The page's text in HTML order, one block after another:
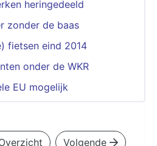
heringedeeld
zonder de baas
fietsen eind 2014
onder de WKR
EU mogelijk
Volgende